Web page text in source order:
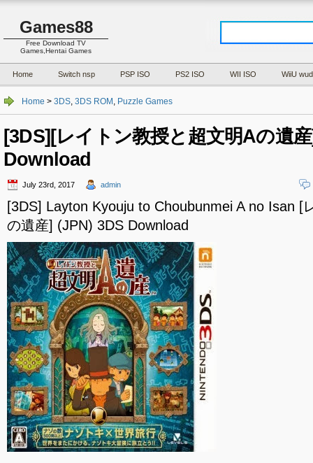
Games88
Free Download TV
Games,Hentai Games
Home Switch nsp PSP ISO PS2 ISO WII ISO WiiU wud
Home > 3DS, 3DS ROM , Puzzle Games
[3DS][レイトン教授と超文明Aの遺
Download
July 23rd, 2017 admin
[3DS] Layton Kyouju to Choubunmei A no Isan [
の遺産] (JPN) 3DS Download